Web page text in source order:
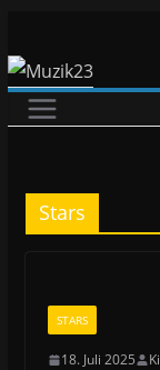
Inhalt
springen
Stars
STARS
18. Juli 2025